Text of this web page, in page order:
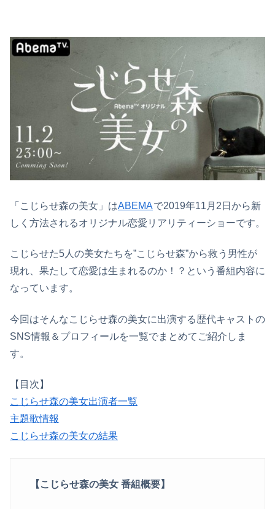
「こじらせ森の美女」はABEMAで2019年11月2日から新
しく方法されるオリジナル恋愛リアリティーショーです。
こじらせた5人の美女たちを”こじらせ森”から救う男性が
現れ、果たして恋愛は生まれるのか！？という番組内容に
なっています。
今回はそんなこじらせ森の美女に出演する歴代キャストの
SNS情報＆プロフィールを一覧でまとめてご紹介しま
す。
【目次】
こじらせ森の美女出演者一覧
主題歌情報
こじらせ森の美女の結果
【こじらせ森の美女 番組概要】